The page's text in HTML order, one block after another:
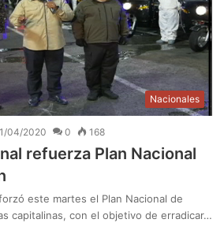
Nacionales
04/2020 0 168
refuerza Plan Nacional
este martes el Plan Nacional de
capitalinas, con el objetivo de erradicar…